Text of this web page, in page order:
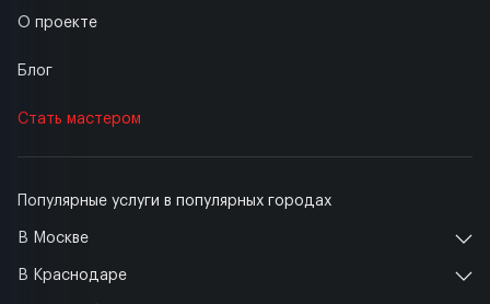
Популярные услуги в популярных городах
В Москве
В Краснодаре
О проекте
Блог
Стать мастером